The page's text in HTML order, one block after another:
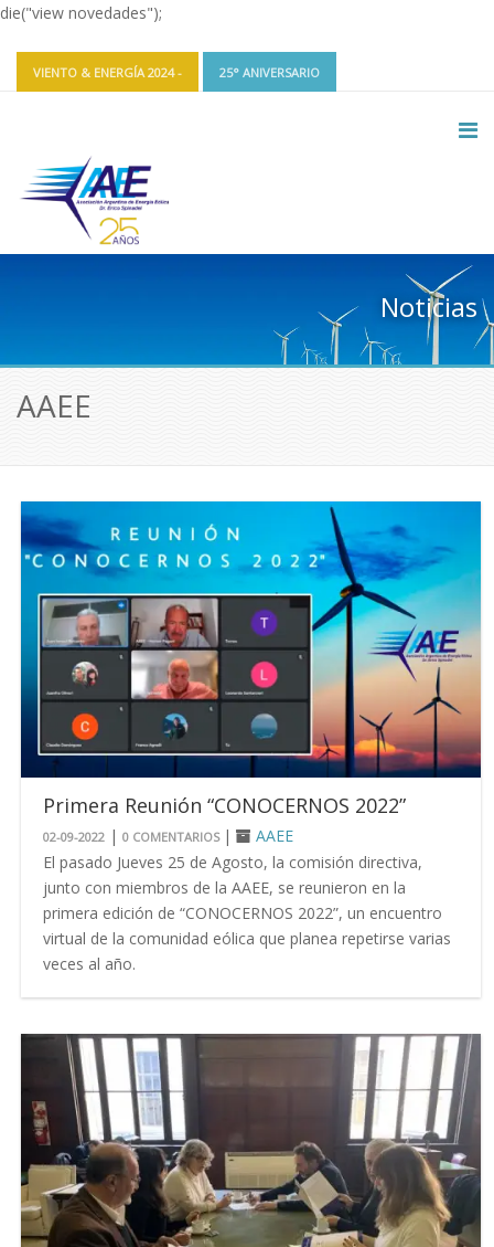
die("view novedades");
VIENTO & ENERGÍA 2024 - 25° ANIVERSARIO
Noticias
AAEE
Primera Reunión “CONOCERNOS 2022”
02-09-2022 |0 COMENTARIOS |
AAEE
El pasado Jueves 25 de Agosto, la comisión directiva,
junto con miembros de la AAEE, se reunieron en la
primera edición de “CONOCERNOS 2022”, un encuentro
virtual de la comunidad eólica que planea repetirse varias
veces al año.